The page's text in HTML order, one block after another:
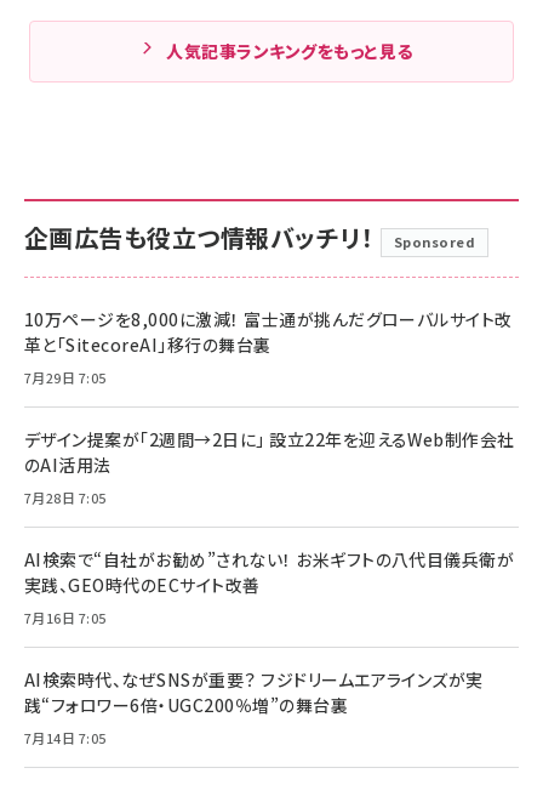
人気記事ランキングをもっと見る
企画広告も役立つ情報バッチリ！ Sponsored
10万ページを8,000に激減！ 富士通が挑んだグローバルサイト改
革と「SitecoreAI」移行の舞台裏
7月29日 7:05
デザイン提案が「2週間→2日に」 設立22年を迎えるWeb制作会社
のAI活用法
7月28日 7:05
AI検索で“自社がお勧め”されない！ お米ギフトの八代目儀兵衛が
実践、GEO時代のECサイト改善
7月16日 7:05
AI検索時代、なぜSNSが重要？ フジドリームエアラインズが実
践“フォロワー6倍・UGC200％増”の舞台裏
7月14日 7:05